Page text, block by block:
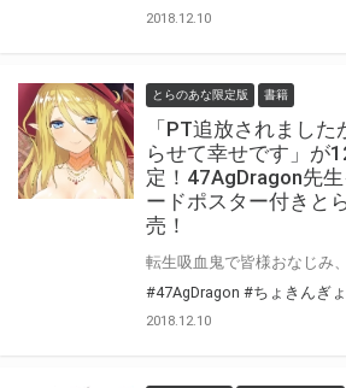
2018.12.10
とらのあな限定版 書籍
「PT追放されまし
らせて幸せです」が
定！47AgDragon先
ードポスター付きと
売！
#47AgDragon #ちょきんぎょ
2018.12.10